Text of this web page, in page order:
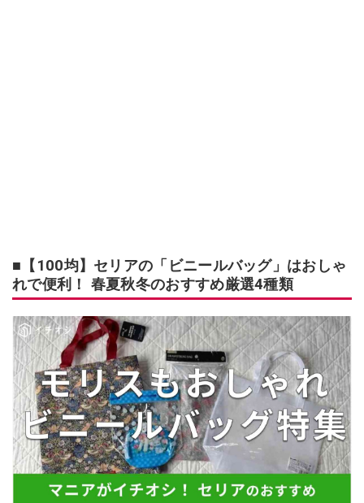
■【100均】セリアの「ビニールバッグ」はおしゃ
れで便利！ 春夏秋冬のおすすめ厳選4種類